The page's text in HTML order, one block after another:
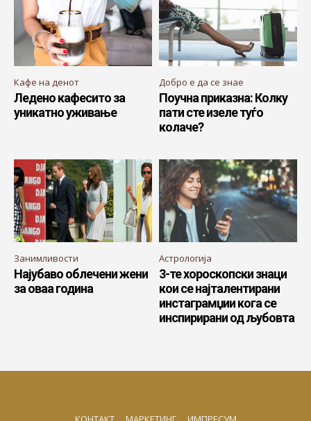
Кафе на денот
Ледено кафесито за
уникатно уживање
Добро е да се знае
Поучна приказна: Колку
пати сте изеле туѓо
колаче?
Занимливости
Најубаво облечени жени
за оваа година
Астрологија
3-те хороскопски знаци
кои се најталентирани
инстаграмџии кога се
инспирирани од љубовта